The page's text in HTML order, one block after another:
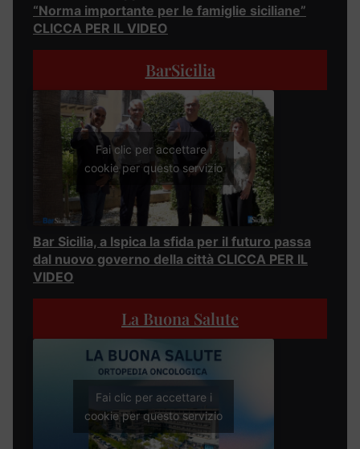
“Norma importante per le famiglie siciliane”
CLICCA PER IL VIDEO
BarSicilia
Fai clic per accettare i
cookie per questo servizio
Bar Sicilia, a Ispica la sfida per il futuro passa
dal nuovo governo della città CLICCA PER IL
VIDEO
La Buona Salute
Fai clic per accettare i
cookie per questo servizio